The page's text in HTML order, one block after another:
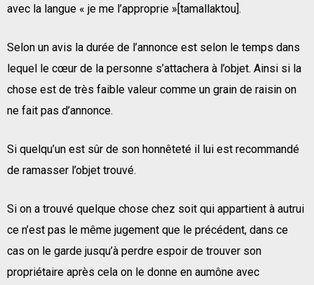
avec la langue « je me l’approprie »[tamallaktou].
Selon un avis la durée de l’annonce est selon le temps dans
lequel le cœur de la personne s’attachera à l’objet. Ainsi si la
chose est de très faible valeur comme un grain de raisin on
ne fait pas d’annonce.
Si quelqu’un est sûr de son honnêteté il lui est recommandé
de ramasser l’objet trouvé.
Si on a trouvé quelque chose chez soit qui appartient à autrui
ce n’est pas le même jugement que le précédent, dans ce
cas on le garde jusqu’à perdre espoir de trouver son
propriétaire après cela on le donne en aumône avec